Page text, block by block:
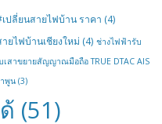
ปลี่ยนสายไฟบ้าน ราคา (4)
ยไฟบ้านเชียงใหม่ (4) ช่างไฟฟ้ารับ
สาขยายสัญญาณมือถือ TRUE DTAC AIS
พูน (3)
(51)